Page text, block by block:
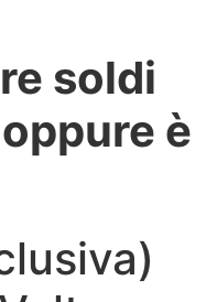
soldi
è